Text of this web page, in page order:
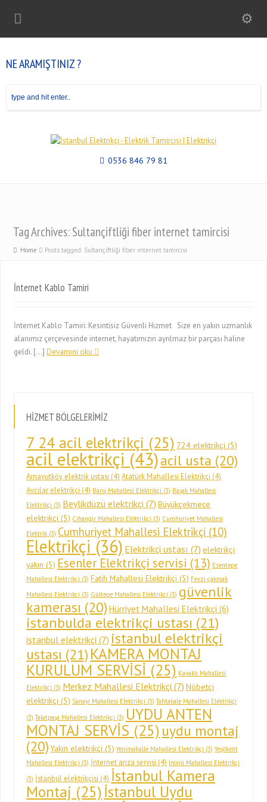
NE ARAMIŞTINIZ ?
0536 846 79 81
Tag Archives: Sultançiftliği fiber internet tamircisi
Home Posts tagged: Sultançiftliği fiber internet tamircisi
İnternet Kablo Tamiri
İnternet Kablo Tamiri: Kesintisiz Güvenli Hizmet Size en yakın uzmanlık
alanımız çerçevesinde internet, hayatımızın ayrılmaz bir parçası haline
geldi. […]Devamini oku
HİZMET BÖLGELERİMİZ
7 24 acil elektrikçi (25) 724 elektrikçi (5)
acil elektrikçi (43)acil usta (20)
Arnavutköy elektrik ustası (4) Atatürk Mahallesi Elektrikçi (4)
Avcılar elektrikçi (4) Barış Mahallesi Elektrikçi (3) Başak Mahallesi
Elektrikçi (3) Beylikdüzü elektrikçi (7) Büyükçekmece
elektrikçi (5) Cihangir Mahallesi Elektrikçi (3) Cumhuriyet Mahallesi
Elektrik (3) Cumhuriyet Mahallesi Elektrikçi (10)
Elektrikçi (36) Elektrikçi ustası (7) elektrikçi
yakın (5) Esenler Elektrikçi servisi (13) Esentepe
Mahallesi Elektrikçi (3) Fatih Mahallesi Elektrikçi (5) Fevzi çakmak
Mahallesi Elektrikçi (3) Gültepe Mahallesi Elektrikçi (3) güvenlik
kamerası (20) Hürriyet Mahallesi Elektrikçi (6)
istanbulda elektrikçi ustası (21)
istanbul elektrikçi (7) istanbul elektrikçi
ustası (21)KAMERA MONTAJ
KURULUM SERVİSİ (25) Kavaklı Mahallesi
Elektrikçi (3) Merkez Mahallesi Elektrikçi (7) Nöbetçi
elektrikçi (5) Sanayi Mahallesi Elektrikçi (3) Tahtakale Mahallesi Elektrikçi
(3) Talatpaşa Mahallesi Elektrikçi (3) UYDU ANTEN
MONTAJ SERVİS (25) uydu montaj
(20) Yakın elektrikçi (5) Yenimahalle Mahallesi Elektrikçi (3) Yeşilkent
Mahallesi Elektrikçi (3) İnternet arıza servisi (4) İnönü Mahallesi Elektrikçi
(3) İstanbul elektrikçisi (4) İstanbul Kamera
Montaj (25) İstanbul Uydu